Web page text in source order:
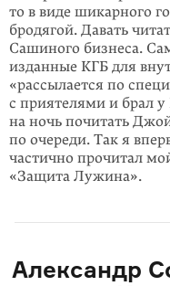
то в виде шикарного
бродягой. Давать
Сашиного бизнеса.
изданные КГБ для
«рассылается по
с приятелями и брал у
на ночь почитать
по очереди. Так я
частично прочитал
«Защита Лужина».
Александр